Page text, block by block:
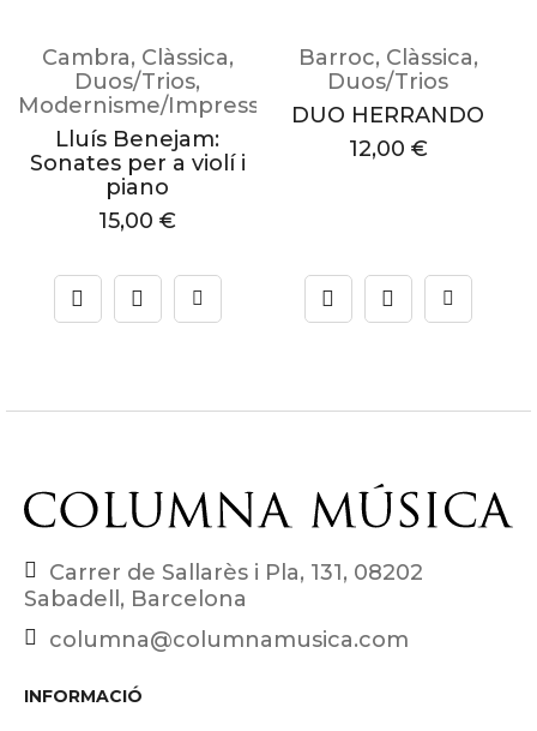
Cambra, Clàssica,
Duos/Trios,
Modernisme/Impressionisme
Lluís Benejam:
Sonates per a violí i
piano
15,00 €
Barroc, Clàssica,
Duos/Trios
DUO HERRANDO
12,00 €
Carrer de Sallarès i Pla, 131, 08202
Sabadell, Barcelona
columna@columnamusica.com
INFORMACIÓ